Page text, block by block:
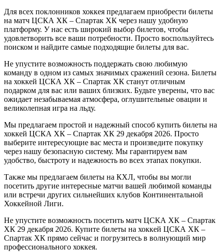
Для всех поклонников хоккея предлагаем приобрести билеты
на матч ЦСКА ХК – Спартак ХК через нашу удобную
платформу. У нас есть широкий выбор билетов, чтобы
удовлетворить все ваши потребности. Просто воспользуйтесь
поиском и найдите самые подходящие билеты для вас.
Не упустите возможность поддержать свою любимую
команду в одном из самых значимых сражений сезона. Билеты
на хоккей ЦСКА ХК – Спартак ХК станут отличным
подарком для вас или ваших близких. Будьте уверены, что вас
ожидает незабываемая атмосфера, оглушительные овации и
великолепная игра на льду.
Мы предлагаем простой и надежный способ купить билеты на
хоккей ЦСКА ХК – Спартак ХК 29 декабря 2026. Просто
выберите интересующие вас места и произведите покупку
через нашу безопасную систему. Мы гарантируем вам
удобство, быстроту и надежность во всех этапах покупки.
Также мы предлагаем билеты на КХЛ, чтобы вы могли
посетить другие интересные матчи вашей любимой команды
или встречи других сильнейших клубов Континентальной
Хоккейной Лиги.
Не упустите возможность посетить матч ЦСКА ХК – Спартак
ХК 29 декабря 2026. Купите билеты на хоккей ЦСКА ХК –
Спартак ХК прямо сейчас и погрузитесь в волнующий мир
профессионального хоккея.